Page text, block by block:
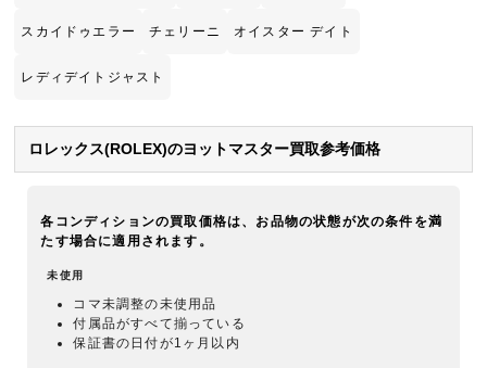
スカイドゥエラー チェリーニ オイスター デイト
レディデイトジャスト
ロレックス(ROLEX)のヨットマスター買取参考価格
各コンディションの買取価格は、お品物の状態が次の条件を満
たす場合に適用されます。
未使用
コマ未調整の未使用品
付属品がすべて揃っている
保証書の日付が1ヶ月以内